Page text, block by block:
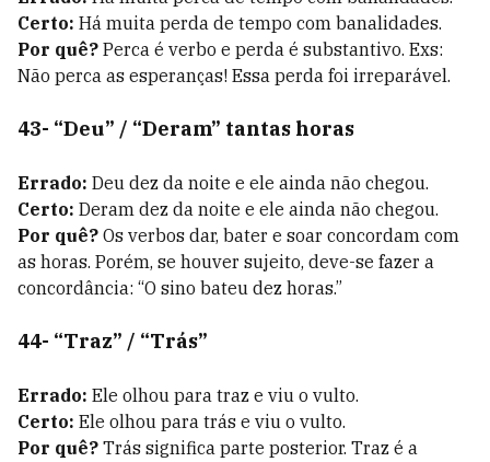
Certo: Há muita perda de tempo com banalidades.
Por quê? Perca é verbo e perda é substantivo. Exs:
Não perca as esperanças! Essa perda foi irreparável.
43- “Deu” / “Deram” tantas horas
Errado: Deu dez da noite e ele ainda não chegou.
Certo: Deram dez da noite e ele ainda não chegou.
Por quê? Os verbos dar, bater e soar concordam com
as horas. Porém, se houver sujeito, deve-se fazer a
concordância: “O sino bateu dez horas.”
44- “Traz” / “Trás”
Errado: Ele olhou para traz e viu o vulto.
Certo: Ele olhou para trás e viu o vulto.
Por quê? Trás significa parte posterior. Traz é a